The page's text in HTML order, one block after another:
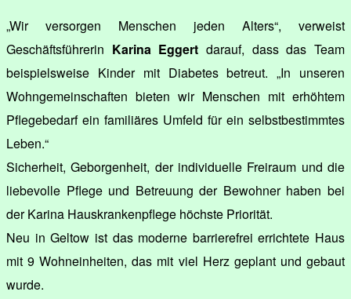
„Wir versorgen Menschen jeden Alters“, verweist
Geschäftsführerin Karina Eggert darauf, dass das Team
beispielsweise Kinder mit Diabetes betreut. „In unseren
Wohngemeinschaften bieten wir Menschen mit erhöhtem
Pflegebedarf ein familiäres Umfeld für ein selbstbestimmtes
Leben.“
Sicherheit, Geborgenheit, der individuelle Freiraum und die
liebevolle Pflege und Betreuung der Bewohner haben bei
der Karina Hauskrankenpflege höchste Priorität.
Neu in Geltow ist das moderne barrierefrei errichtete Haus
mit 9 Wohneinheiten, das mit viel Herz geplant und gebaut
wurde.